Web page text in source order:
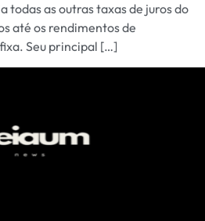
todas as outras taxas de juros do
até os rendimentos de
Seu principal […]